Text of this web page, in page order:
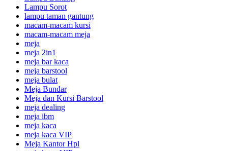
Lampu Sorot
lampu taman gantung
macam-macam kursi
macam-macam meja
meja
meja 2in1
meja bar kaca
meja barstool
meja bulat
Meja Bundar
Meja dan Kursi Barstool
meja dealing
meja ibm
meja kaca
meja kaca VIP
Meja Kantor Hpl